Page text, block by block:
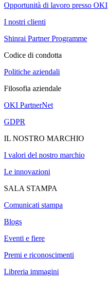
Opportunità di lavoro presso OKI
I nostri clienti
Shinrai Partner Programme
Codice di condotta
Politiche aziendali
Filosofia aziendale
OKI PartnerNet
GDPR
IL NOSTRO MARCHIO
I valori del nostro marchio
Le innovazioni
SALA STAMPA
Comunicati stampa
Blogs
Eventi e fiere
Premi e riconoscimenti
Libreria immagini